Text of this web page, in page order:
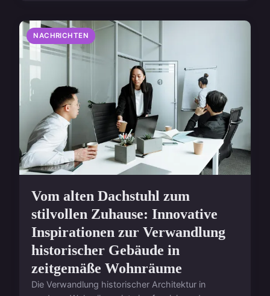
NACHRICHTEN
Vom alten Dachstuhl zum
stilvollen Zuhause: Innovative
Inspirationen zur Verwandlung
historischer Gebäude in
zeitgemäße Wohnräume
Die Verwandlung historischer Architektur in